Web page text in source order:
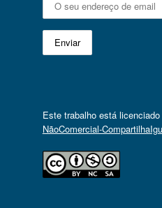
Este trabalho está
NãoComercial-